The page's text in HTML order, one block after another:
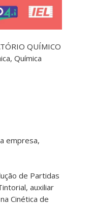
QUÍMICO
Química
empresa,
de Partidas
auxiliar
Cinética de